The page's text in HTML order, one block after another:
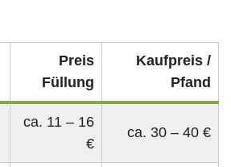
Preis
Füllung
Kaufpreis /
Pfand
ca. 11 – 16
€
ca. 30 – 40 €